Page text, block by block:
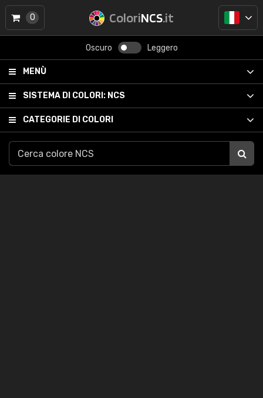
ColoriNCS.it
Oscuro Leggero
MENÙ
SISTEMA DI COLORI: NCS
CATEGORIE DI COLORI
0